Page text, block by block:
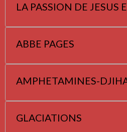
LA PASSION DE JESUS
ABBE PAGES
AMPHETAMINES-
GLACIATIONS